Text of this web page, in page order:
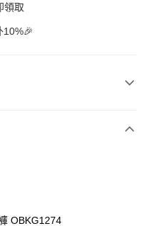
領取
10%🎉
OBKG1274